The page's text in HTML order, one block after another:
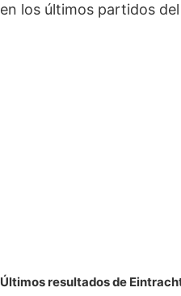
en los últimos partidos
Últimos resultados de